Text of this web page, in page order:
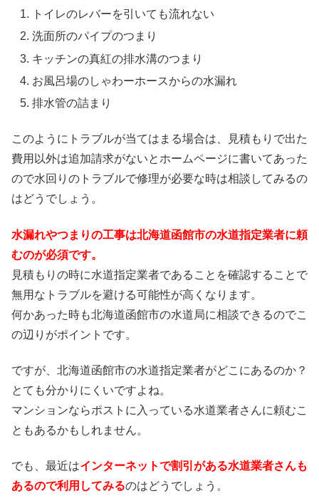
トイレのレバーを引いても流れない
洗面所のパイプのつまり
キッチンの真紅の排水溝のつまり
お風呂場のしゃわーホースからの水漏れ
排水管の詰まり
このようにトラブルが当てはまる場合は、見積もりで出た
費用以外は追加請求がないとホームページに書いてあった
ので水回りのトラブルで修理が必要な時は相談してみるの
はどうでしょう。
水漏れやつまりの工事は北海道函館市の水道指定業者に頼
むのが必須です。
見積もりの時に水道指定業者であることを確認することで
無用なトラブルを避ける可能性が高くなります。
何かあった時も北海道函館市の水道局に相談できるのでこ
の辺りがポイントです。
ですが、北海道函館市の水道指定業者がどこにあるのか？
とても分かりにくいですよね。
マンションならポストに入っている水道業者さんに頼むこ
ともあるかもしれません。
でも、最近はインターネットで割引がある水道業者さんも
あるので利用してみるのはどうでしょう。